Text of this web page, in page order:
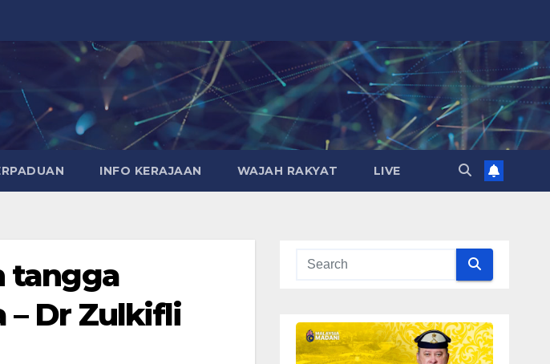
INFO KERAJAAN WAJAH RAKYAT LIVE
tangga
– Dr Zulkifli